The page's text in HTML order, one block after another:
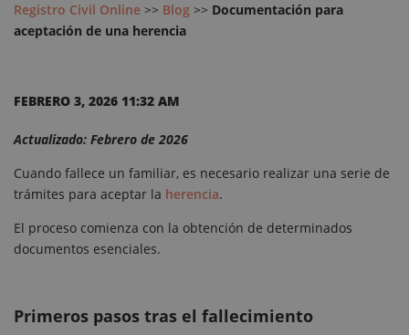
Registro Civil Online >> Blog >> Documentación para
aceptación de una herencia
FEBRERO 3, 2026 11:32 AM
Actualizado: Febrero de 2026
Cuando fallece un familiar, es necesario realizar una serie de
trámites para aceptar la herencia.
El proceso comienza con la obtención de determinados
documentos esenciales.
Primeros pasos tras el fallecimiento